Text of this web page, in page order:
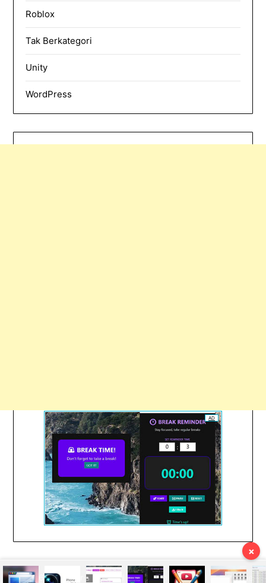
Roblox
Tak Berkategori
Unity
WordPress
AD
© 2026 Om Puter | Powered by SuperbsPersonal Blog theme
×